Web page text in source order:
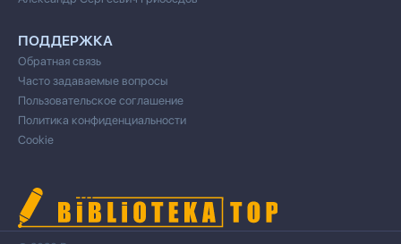
ПОДДЕРЖКА
Обратная связь
Часто задаваемые вопросы
Пользовательское соглашение
Политика конфиденциальности
Cookie